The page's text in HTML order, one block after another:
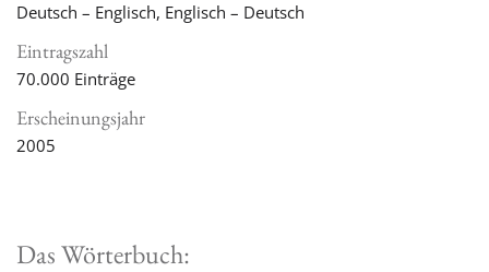
Deutsch – Englisch, Englisch – Deutsch
Eintragszahl
70.000 Einträge
Erscheinungsjahr
2005
Das Wörterbuch: